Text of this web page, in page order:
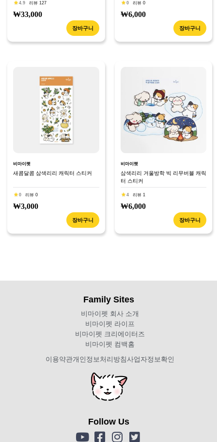
4.9 리뷰 127
₩33,000
장바구니
0 리뷰 0
₩6,000
장바구니
비마이펫
새콤달콤 삼색리리 캐릭터 스티커
0 리뷰 0
₩3,000
장바구니
비마이펫
삼색리리 겨울방학 빅 리무버블 캐릭
터 스티커
4 리뷰 1
₩6,000
장바구니
Family Sites
비마이펫 회사 소개
비마이펫 라이프
비마이펫 크리에이터즈
비마이펫 컴백홈
이용약관개인정보처리방침사업자정보확인
Follow Us